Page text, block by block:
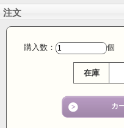
注文
購入数： 個
在庫